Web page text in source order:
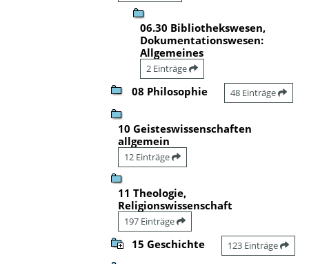
06.30 Bibliothekswesen,
Dokumentationswesen:
Allgemeines
2 Einträge
08 Philosophie 48 Einträge
10 Geisteswissenschaften
allgemein
12 Einträge
11 Theologie,
Religionswissenschaft
197 Einträge
15 Geschichte 123 Einträge